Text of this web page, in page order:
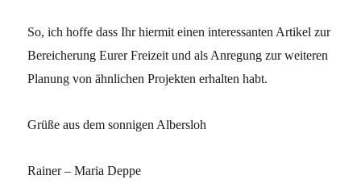
So, ich hoffe dass Ihr hiermit einen interessanten Artikel zur
Bereicherung Eurer Freizeit und als Anregung zur weiteren
Planung von ähnlichen Projekten erhalten habt.
Grüße aus dem sonnigen Albersloh
Rainer – Maria Deppe